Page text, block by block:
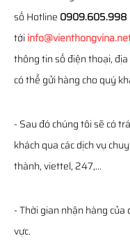
số Hotline 0909.605.998
tới
thông tin số điện thoại,
có thể gửi hàng cho quý
- Sau đó chúng tôi sẽ có
khách qua các dịch vụ
thành, viettel, 247,...
- Thời gian nhận hàng
vực.